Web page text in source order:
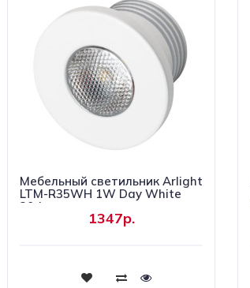
Мебельный светильник Arlight
LTM-R35WH 1W Day White
30deg
1347р.
Купить